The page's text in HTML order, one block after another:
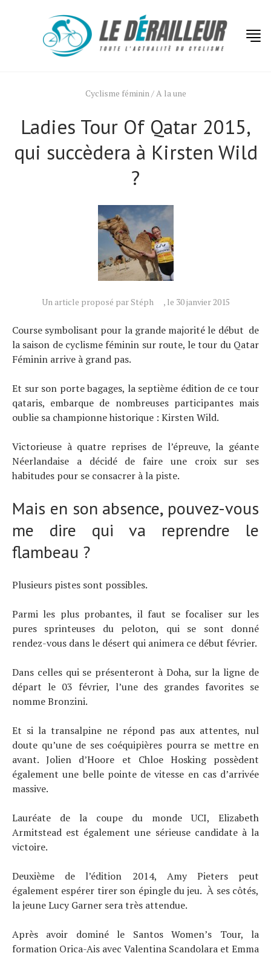
Cyclisme féminin/A la une
Ladies Tour Of Qatar 2015,
qui succèdera à Kirsten Wild
?
Un article proposé par Stéph , le 30 janvier 2015
Course symbolisant pour la grande majorité le début de
la saison de cyclisme féminin sur route, le tour du Qatar
Féminin arrive à grand pas.
Et sur son porte bagages, la septième édition de ce tour
qataris, embarque de nombreuses participantes mais
oublie sa championne historique : Kirsten Wild.
Victorieuse à quatre reprises de l’épreuve, la géante
Néerlandaise a décidé de faire une croix sur ses
habitudes pour se consacrer à la piste.
Mais en son absence, pouvez-vous
me dire qui va reprendre le
flambeau ?
Plusieurs pistes sont possibles.
Parmi les plus probantes, il faut se focaliser sur les
pures sprinteuses du peloton, qui se sont donné
rendez-vous dans le désert qui animera ce début février.
Dans celles qui se présenteront à Doha, sur la ligne de
départ le 03 février, l’une des grandes favorites se
nomme Bronzini.
Et si la transalpine ne répond pas aux attentes, nul
doute qu’une de ses coéquipières pourra se mettre en
avant. Jolien d’Hoore et Chloe Hosking possèdent
également une belle pointe de vitesse en cas d’arrivée
massive.
Lauréate de la coupe du monde UCI, Elizabeth
Armitstead est également une sérieuse candidate à la
victoire.
Deuxième de l’édition 2014, Amy Pieters peut
également espérer tirer son épingle du jeu. À ses côtés,
la jeune Lucy Garner sera très attendue.
Après avoir dominé le Santos Women’s Tour, la
formation Orica-Ais avec Valentina Scandolara et Emma
Actualités
Tests de produits
Conseils
Tendances
Tous nos articles
À propos